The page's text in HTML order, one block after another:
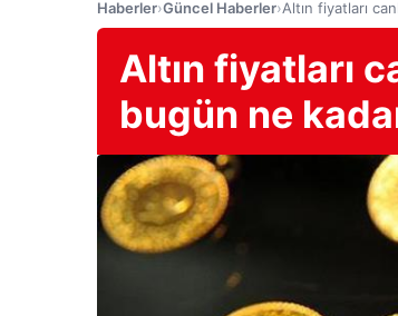
Haberler›Güncel Haberler›Altın fiyatları
Altın fiyatları
bugün ne